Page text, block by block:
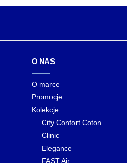
O NAS
O marce
Promocje
Kolekcje
City Confort Coton
Clinic
Elegance
FAST Air